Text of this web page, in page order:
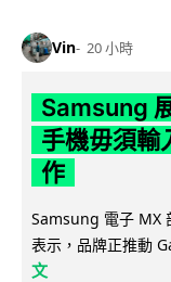
Vin 20 小時
Samsung
手機毋須輸
作
Samsung 電子 MX
表示，品牌正推動
文